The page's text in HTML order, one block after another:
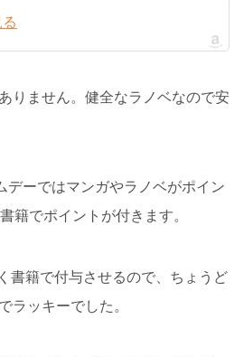
りません。健全なラノベなので安
デーではマンガやラノベがポイン
籍でポイントが付きます。
書籍で付与させるので、ちょうど
ラッキーでした。